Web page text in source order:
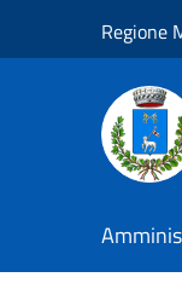
Regione